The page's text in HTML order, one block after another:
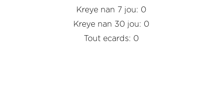
Kreye nan 7 jou: 0
Kreye nan 30 jou: 0
Tout ecards: 0